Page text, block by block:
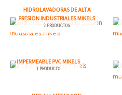
HIDROLAVADORAS DE ALTA
PRESION INDUSTRIALES MIKELS
2 PRODUCTOS
IMPERMEABLE PVC MIKELS
1 PRODUCTO